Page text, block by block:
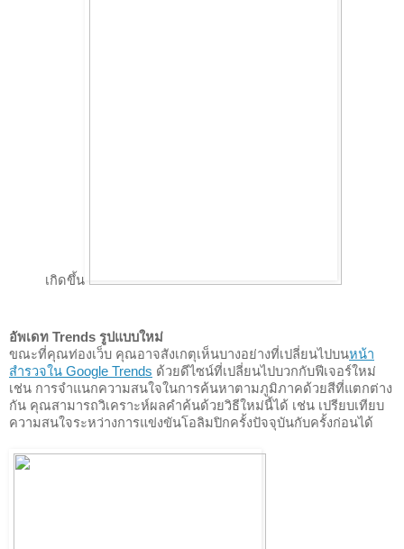
เกิดขึ้น
อัพเดท Trends รูปแบบใหม่
ขณะที่คุณท่องเว็บ คุณอาจสังเกตุเห็นบางอย่างที่เปลี่ยนไปบนหน้า
สำรวจใน Google Trends ด้วยดีไซน์ที่เปลี่ยนไปบวกกับฟีเจอร์ใหม่
เช่น การจำแนกความสนใจในการค้นหาตามภูมิภาคด้วยสีที่แตกต่าง
กัน คุณสามารถวิเคราะห์ผลคำค้นด้วยวิธีใหม่นี้ได้ เช่น เปรียบเทียบ
ความสนใจระหว่างการแข่งขันโอลิมปิกครั้งปัจจุบันกับครั้งก่อนได้